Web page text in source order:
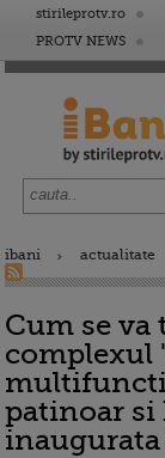
stirileprotv.ro
PROTV NEWS
ibani actualitate
Cum se va
complexul
patinoar si